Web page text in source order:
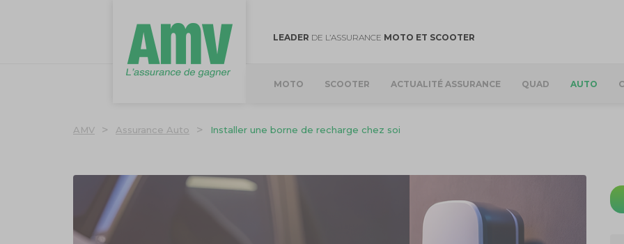
LEADER DE L’ASSURANCE MOTO ET SCOOTER
MOTO SCOOTER ACTUALITÉ ASSURANCE QUAD AUTO
AMV > Assurance Auto > Installer une borne de recharge chez soi